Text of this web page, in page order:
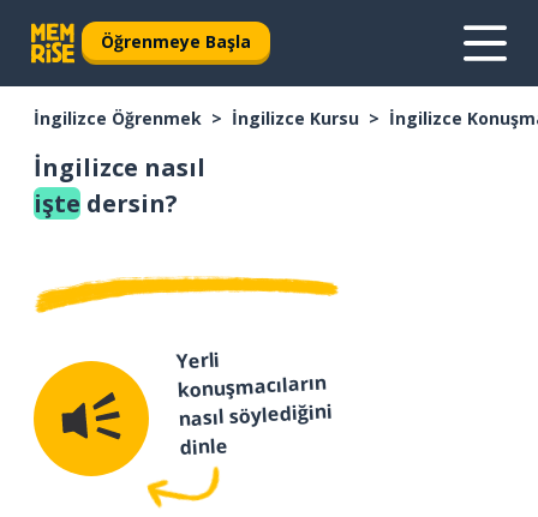
Öğrenmeye Başla
İngilizce Öğrenmek İngilizce Kursu İngilizce
İngilizce nasıl
işte dersin?
Yerli
konuşmacıların
nasıl söylediğini
dinle